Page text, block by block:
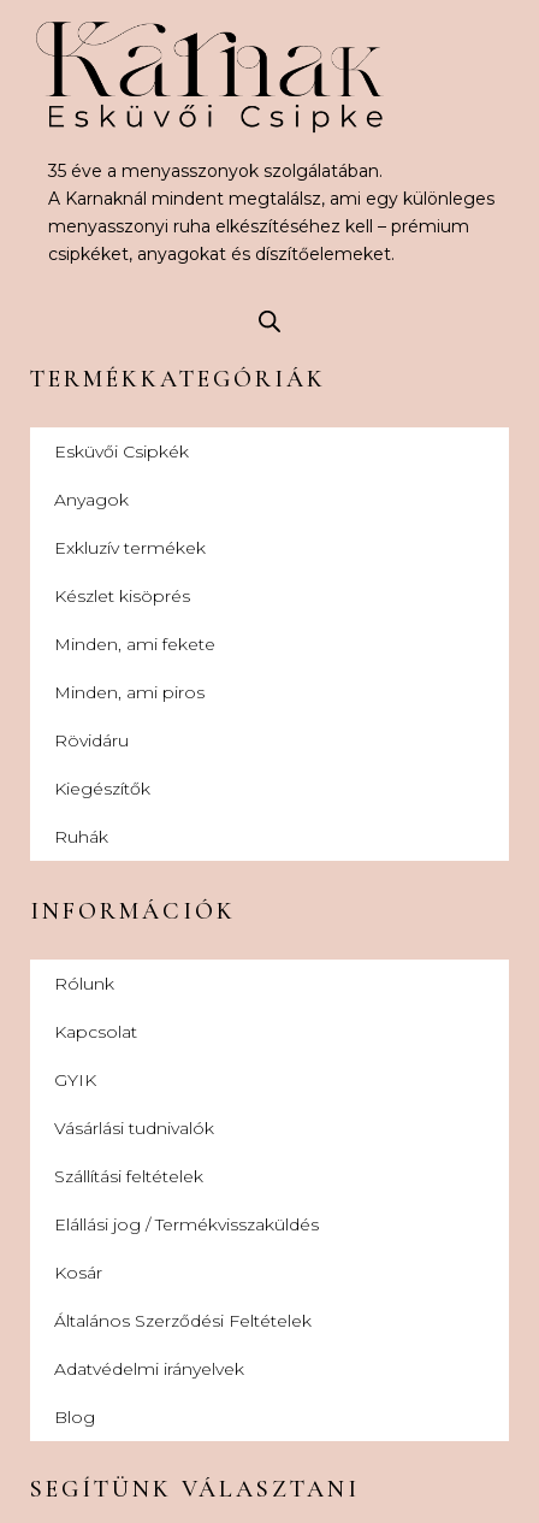
35 éve a menyasszonyok szolgálatában.
A Karnaknál mindent megtalálsz, ami egy különleges
menyasszonyi ruha elkészítéséhez kell – prémium
csipkéket, anyagokat és díszítőelemeket.
TERMÉKKATEGÓRIÁK
Esküvői Csipkék
Anyagok
Exkluzív termékek
Készlet kisöprés
Minden, ami fekete
Minden, ami piros
Rövidáru
Kiegészítők
Ruhák
INFORMÁCIÓK
Rólunk
Kapcsolat
GYIK
Vásárlási tudnivalók
Szállítási feltételek
Elállási jog / Termékvisszaküldés
Kosár
Általános Szerződési Feltételek
Adatvédelmi irányelvek
Blog
SEGÍTÜNK VÁLASZTANI